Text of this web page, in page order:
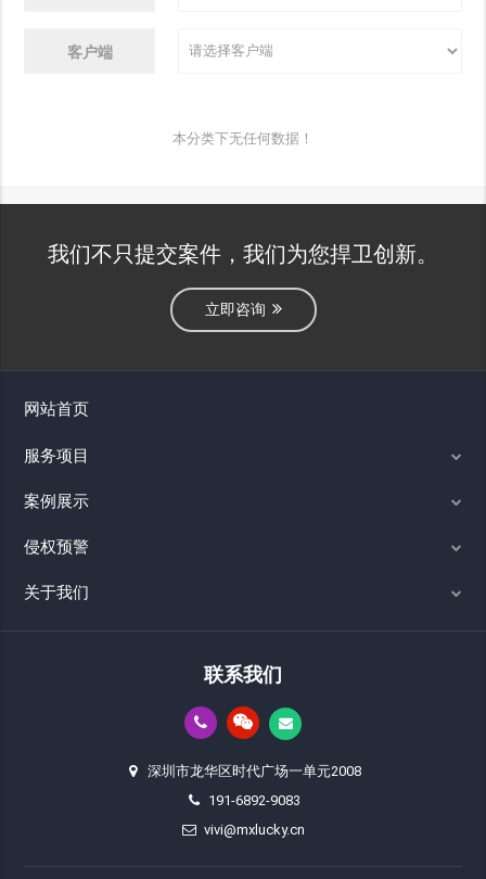
客户端
本分类下无任何数据！
我们不只提交案件，我们为您捍卫创新。
立即咨询
网站首页
服务项目
案例展示
侵权预警
关于我们
联系我们
深圳市龙华区时代广场一单元2008
191-6892-9083
vivi@mxlucky.cn